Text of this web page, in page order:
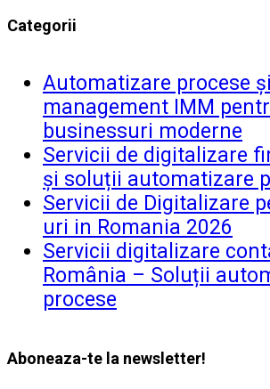
Categorii
Automatizare procese
management IMM
businessuri moderne
Servicii de digitalizare
și soluții automatizare
Servicii de Digitalizare
uri in Romania 2026
Servicii digitalizare
România – Soluții
procese
Aboneaza-te la newsletter!